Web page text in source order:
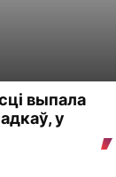
выпала
у